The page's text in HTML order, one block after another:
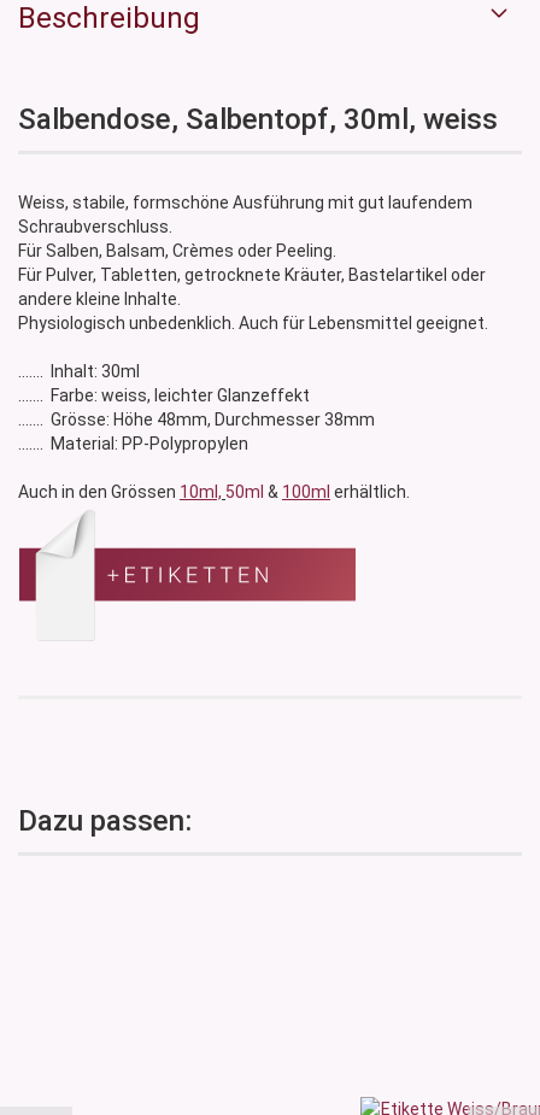
Beschreibung
Salbendose, Salbentopf, 30ml, weiss
Weiss, stabile, formschöne Ausführung mit gut laufendem
Schraubverschluss.
Für Salben, Balsam, Crèmes oder Peeling.
Für Pulver, Tabletten, getrocknete Kräuter, Bastelartikel oder
andere kleine Inhalte.
Physiologisch unbedenklich. Auch für Lebensmittel geeignet.
....... Inhalt: 30ml
....... Farbe: weiss, leichter Glanzeffekt
....... Grösse: Höhe 48mm, Durchmesser 38mm
....... Material: PP-Polypropylen
Auch in den Grössen 10ml, 50ml & 100ml erhältlich.
Dazu passen: